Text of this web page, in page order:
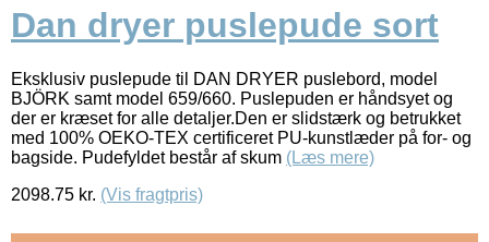
Dan dryer puslepude sort
Eksklusiv puslepude til DAN DRYER puslebord, model
BJÖRK samt model 659/660. Puslepuden er håndsyet og
der er kræset for alle detaljer.Den er slidstærk og betrukket
med 100% OEKO-TEX certificeret PU-kunstlæder på for- og
bagside. Pudefyldet består af skum (Læs mere)
2098.75 kr. (Vis fragtpris)